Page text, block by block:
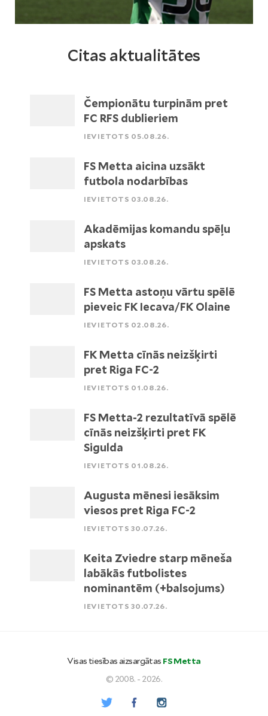
Citas aktualitātes
Čempionātu turpinām pret
FC RFS dublieriem
IEVIETOTS 05.08.26.
FS Metta aicina uzsākt
futbola nodarbības
IEVIETOTS 03.08.26.
Akadēmijas komandu spēļu
apskats
IEVIETOTS 03.08.26.
FS Metta astoņu vārtu spēlē
pieveic FK Iecava/FK Olaine
IEVIETOTS 02.08.26.
FK Metta cīnās neizšķirti
pret Riga FC-2
IEVIETOTS 01.08.26.
FS Metta-2 rezultatīvā spēlē
cīnās neizšķirti pret FK
Sigulda
IEVIETOTS 01.08.26.
Augusta mēnesi iesāksim
viesos pret Riga FC-2
IEVIETOTS 30.07.26.
Keita Zviedre starp mēneša
labākās futbolistes
nominantēm (+balsojums)
IEVIETOTS 30.07.26.
Visas tiesības aizsargātas FS Metta
© 2008. - 2026.